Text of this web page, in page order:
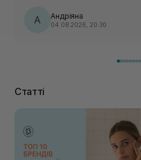
А Андріяна
04.08.2026, 20:30
Статті